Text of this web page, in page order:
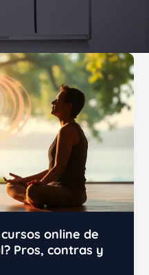
online de
Pros, contras y